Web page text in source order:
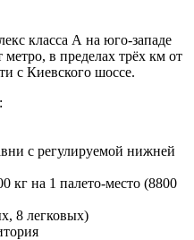
класса А на юго-западе
в пределах трёх км от
с Киевского шоссе.
с регулируемой нижней
кг на 1 палето-место (8800
8 легковых)